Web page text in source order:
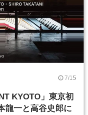
7/15
KYOTO」東京初
龍一と高谷史郎に